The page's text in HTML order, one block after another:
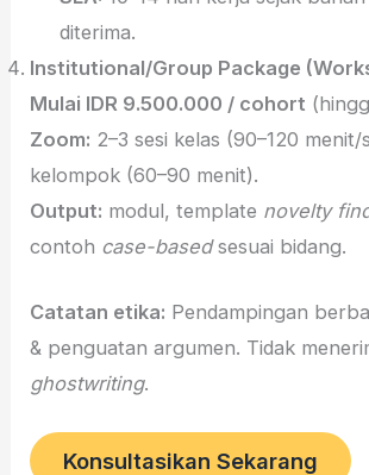
diterima.
Institutional/Group Package
Mulai IDR 9.500.000 / cohort
Zoom: 2–3 sesi kelas (90–120 menit/
kelompok (60–90 menit).
Output: modul, template novelty
contoh case-basedsesuai bidang.
Catatan etika: Pendampingan
& penguatan argumen. Tidak
ghostwriting.
Konsultasikan Sekarang